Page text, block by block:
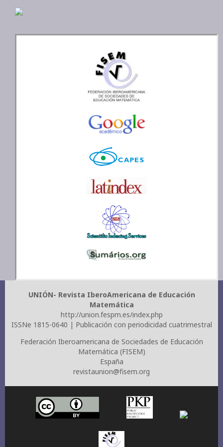
UNIÓN- Revista IberoAmericana de Educación
Matemática
http://union.fespm.es/index.php
ISSNe 1815-0640 | Publicación con periodicidad cuatrimestral
Federación Iberoamericana de Sociedades de Educación
Matemática (FISEM)
España
revistaunion@fisem.org